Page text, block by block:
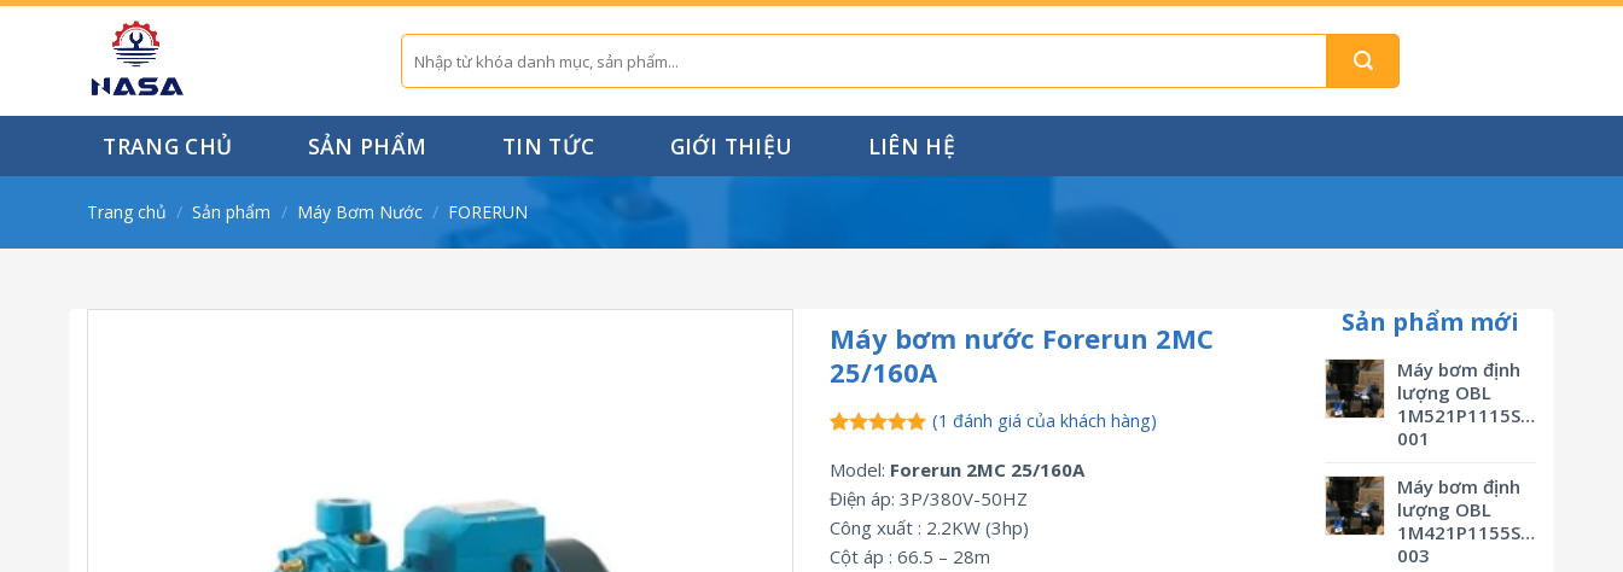
Skip
Tìm
kiếm:
TRANG CHỦ SẢN PHẨM TIN TỨC GIỚI THIỆU LIÊN HỆ
Trang chủ / Sản phẩm / Máy Bơm Nước / FORERUN
Máy bơm nước Forerun 2MC
25/160A
dựa trên
đánh giá
(1 đánh giá của khách hàng)
Model: Forerun 2MC 25/160A
Điện áp: 3P/380V-50HZ
Công xuất : 2.2KW (3hp)
Cột áp : 66.5 – 28m
Sản phẩm mới
Máy bơm định
lượng OBL
1M521P1115SVBSMV0M3-
001
Máy bơm định
lượng OBL
1M421P1155SVBSMV0M3-
003